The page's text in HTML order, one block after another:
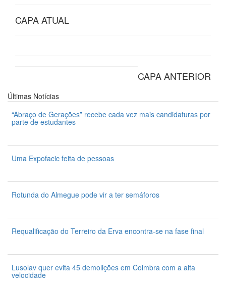
CAPA ATUAL
CAPA ANTERIOR
Últimas Notícias
“Abraço de Gerações” recebe cada vez mais candidaturas por
parte de estudantes
Uma Expofacic feita de pessoas
Rotunda do Almegue pode vir a ter semáforos
Requalificação do Terreiro da Erva encontra-se na fase final
Lusolav quer evita 45 demolições em Coimbra com a alta
velocidade